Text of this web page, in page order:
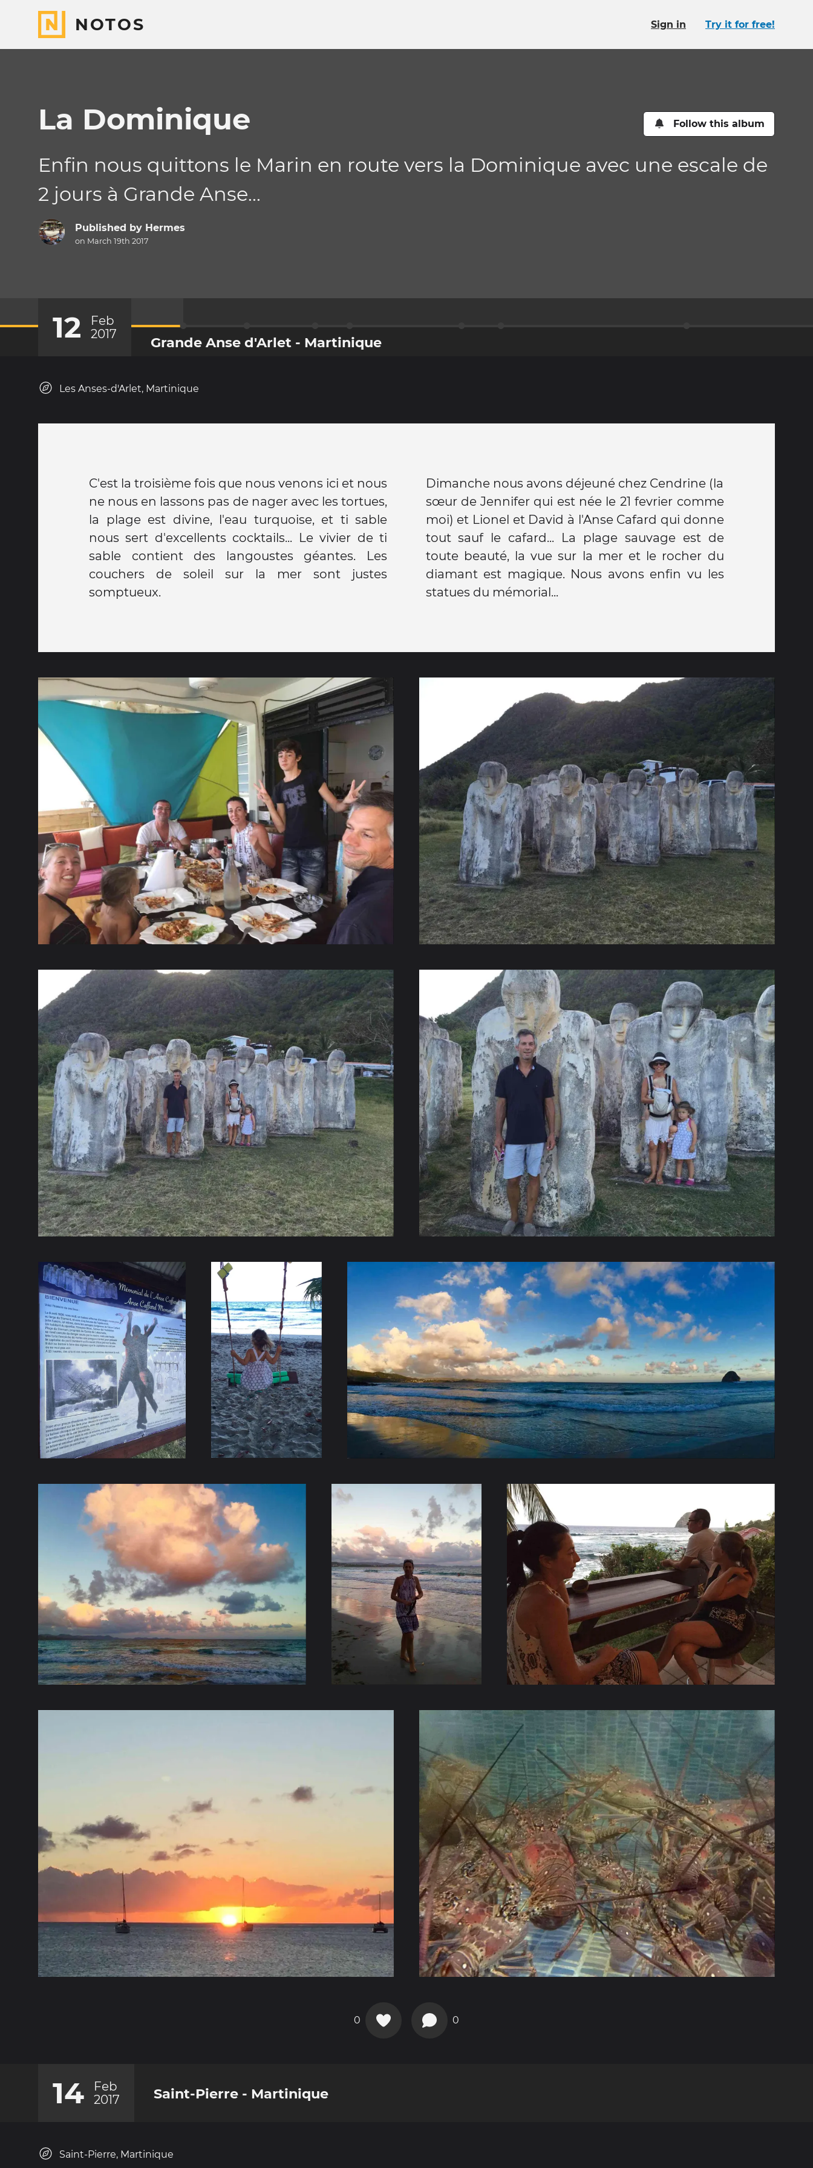
NOTOS Sign in Try it for free!
La Dominique Follow this album
Enfin nous quittons le Marin en route vers la Dominique avec une escale de
2 jours à Grande Anse...
Published by Hermes
on March 19th 2017
12
Feb
2017
Grande Anse d'Arlet - Martinique
Les Anses-d'Arlet, Martinique
C'est la troisième fois que nous venons ici et nous
ne nous en lassons pas de nager avec les tortues,
la plage est divine, l'eau turquoise, et ti sable
nous sert d'excellents cocktails... Le vivier de ti
sable contient des langoustes géantes. Les
couchers de soleil sur la mer sont justes
somptueux.
Dimanche nous avons déjeuné chez Cendrine (la
sœur de Jennifer qui est née le 21 fevrier comme
moi) et Lionel et David à l'Anse Cafard qui donne
tout sauf le cafard... La plage sauvage est de
toute beauté, la vue sur la mer et le rocher du
diamant est magique. Nous avons enfin vu les
statues du mémorial...
0 0
14
Feb
2017
Saint-Pierre - Martinique
Saint-Pierre, Martinique